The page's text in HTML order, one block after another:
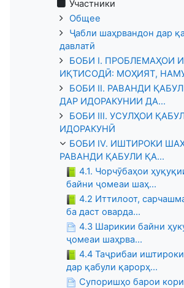
Участники
Общее
Ҷабли шаҳрвандон дар
давлатӣ
БОБИ I. ПРОБЛЕМАҲОИ
ИҚТИСОДӢ: МОҲИЯТ,
БОБИ II. РАВАНДИ
ДАР ИДОРАКУНИИ ДА...
БОБИ III. УСУЛҲОИ
ИДОРАКУНӢ
БОБИ IV. ИШТИРОКИ
РАВАНДИ ҚАБУЛИ ҚА...
4.1. Чорчӯбаҳои
байни ҷомеаи шаҳ...
4.2 Иттилоот,
ба даст оварда...
4.3 Шарикии байни
ҷомеаи шаҳрва...
4.4 Таҷрибаи
дар қабули қарорҳ...
Супоришҳо барои